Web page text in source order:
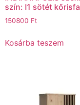
szín: I1 sötét kőrisfa
150800 Ft
Kosárba teszem